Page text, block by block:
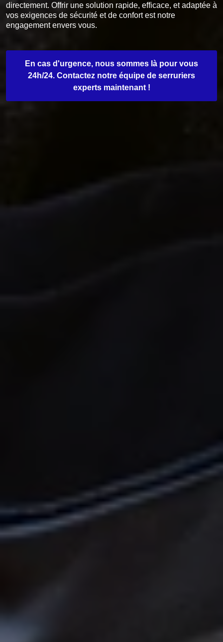
directement. Offrir une solution rapide, efficace, et adaptée à
vos exigences de sécurité et de confort est notre
engagement envers vous.
En cas d'urgence, nous sommes là pour vous
24h/24. Contactez notre équipe de serruriers
experts maintenant !